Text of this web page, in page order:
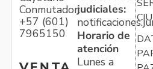
Conmutador:
+57 (601)
7965150
judiciales:
Horario de
atención
Lunes a